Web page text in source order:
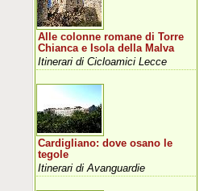
Alle colonne romane di Torre
Chianca e Isola della Malva
Itinerari di Cicloamici Lecce
Cardigliano: dove osano le
tegole
Itinerari di Avanguardie